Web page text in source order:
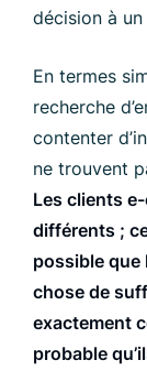
décision à un
En termes
recherche
contenter
ne trouvent
Les clients
différents ;
possible que
chose de
exactement
probable